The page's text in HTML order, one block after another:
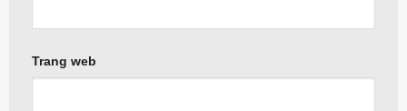
Trang web